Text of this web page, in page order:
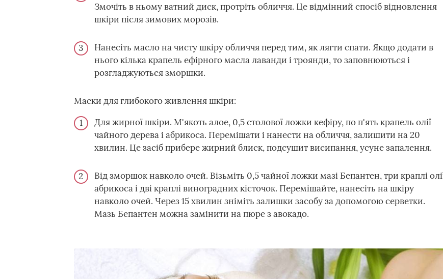
Змочіть в ньому ватний диск, протріть обличчя. Це відмінний спосіб відновлення
шкіри після зимових морозів.
Нанесіть масло на чисту шкіру обличчя перед тим, як лягти спати. Якщо додати в
нього кілька крапель ефірного масла лаванди і троянди, то заповнюються і
розгладжуються зморшки.
Маски для глибокого живлення шкіри:
Для жирної шкіри. М'якоть алое, 0,5 столової ложки кефіру, по п'ять крапель олії
чайного дерева і абрикоса. Перемішати і нанести на обличчя, залишити на 20
хвилин. Це засіб прибере жирний блиск, подсушит висипання, усуне запалення.
Від зморшок навколо очей. Візьміть 0,5 чайної ложки мазі Бепантен, три краплі
абрикоса і дві краплі виноградних кісточок. Перемішайте, нанесіть на шкіру
навколо очей. Через 15 хвилин зніміть залишки засобу за допомогою серветки.
Мазь Бепантен можна замінити на пюре з авокадо.